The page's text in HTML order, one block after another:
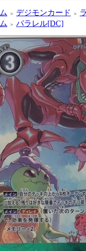
＞ デジモンカード ＞
＞ パラレル[DC]